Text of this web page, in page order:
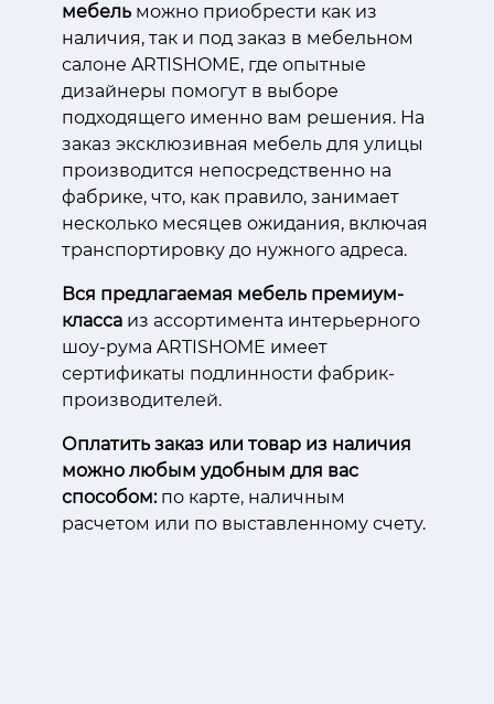
мебель можно приобрести как из
наличия, так и под заказ в мебельном
салоне ARTISHOME, где опытные
дизайнеры помогут в выборе
подходящего именно вам решения. На
заказ эксклюзивная мебель для улицы
производится непосредственно на
фабрике, что, как правило, занимает
несколько месяцев ожидания, включая
транспортировку до нужного адреса.
Вся предлагаемая мебель премиум-
класса из ассортимента интерьерного
шоу-рума ARTISHOME имеет
сертификаты подлинности фабрик-
производителей.
Оплатить заказ или товар из наличия
можно любым удобным для вас
способом:по карте, наличным
расчетом или по выставленному счету.